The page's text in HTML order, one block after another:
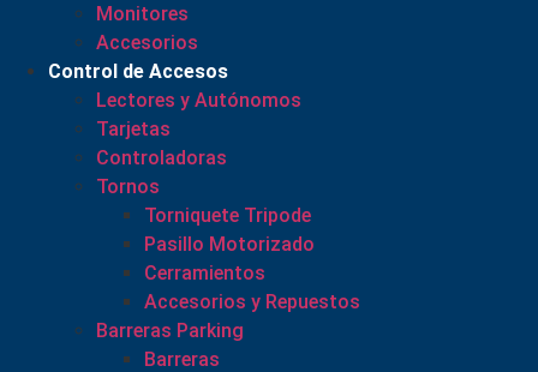
Monitores
Accesorios
Control de Accesos
Lectores y Autónomos
Tarjetas
Controladoras
Tornos
Torniquete Tripode
Pasillo Motorizado
Cerramientos
Accesorios y Repuestos
Barreras Parking
Barreras